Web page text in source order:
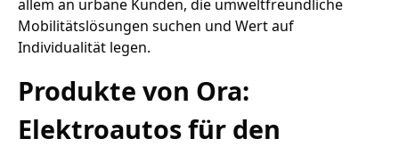
allem an urbane Kunden, die umweltfreundliche
Mobilitätslösungen suchen und Wert auf
Individualität legen.
Produkte von Ora:
Elektroautos für den